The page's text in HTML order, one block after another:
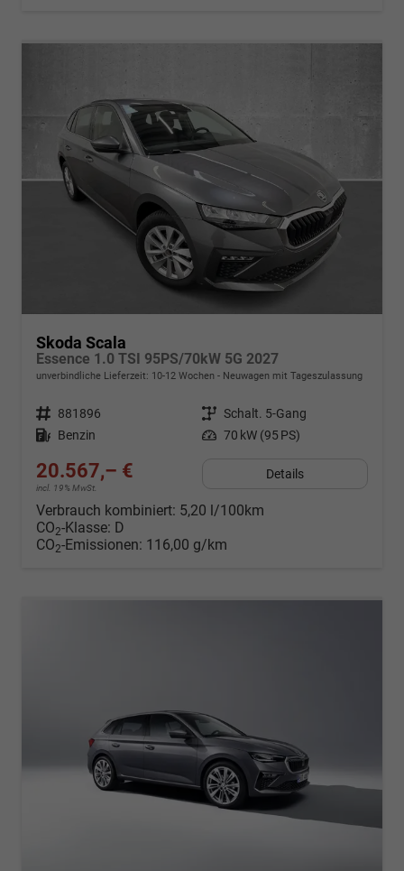
Skoda Scala
Essence 1.0 TSI 95PS/70kW 5G 2027
unverbindliche Lieferzeit: 10-12 Wochen Neuwagen mit Tageszulassung
Fahrzeugnr. 881896 Getriebe Schalt. 5-Gang
Kraftstoff Benzin Leistung 70 kW (95 PS)
20.567,– €
incl. 19% MwSt.
Details
Verbrauch kombiniert: 5,20 l/100km
CO2-Klasse: D
CO2-Emissionen: 116,00 g/km